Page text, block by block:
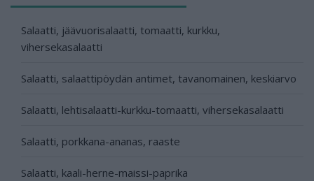
Salaatti, jäävuorisalaatti, tomaatti, kurkku,
vihersekasalaatti
Salaatti, salaattipöydän antimet, tavanomainen, keskiarvo
Salaatti, lehtisalaatti-kurkku-tomaatti, vihersekasalaatti
Salaatti, porkkana-ananas, raaste
Salaatti, kaali-herne-maissi-paprika